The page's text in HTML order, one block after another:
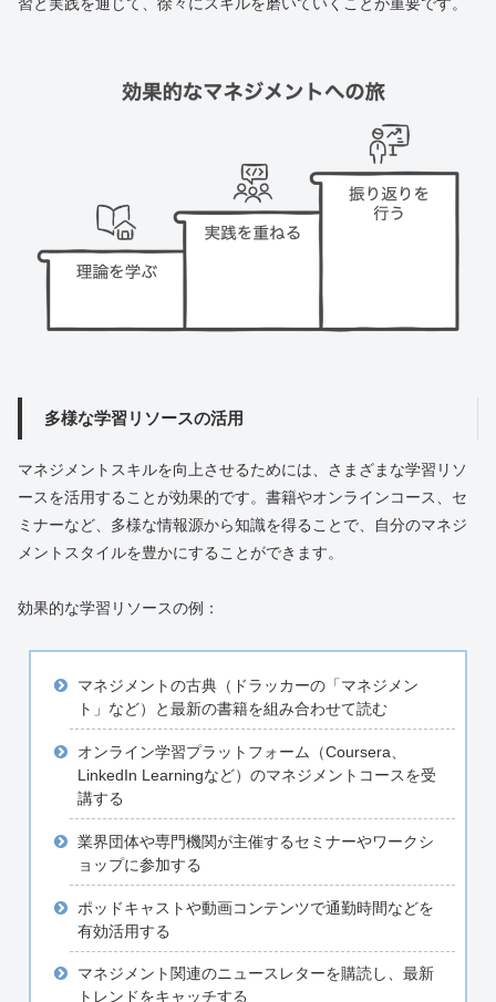
多様な学習リソースの活用
マネジメントスキルを向上させるためには、さまざまな学習リソ
ースを活用することが効果的です。書籍やオンラインコース、セ
ミナーなど、多様な情報源から知識を得ることで、自分のマネジ
メントスタイルを豊かにすることができます。
効果的な学習リソースの例：
マネジメントの古典（ドラッカーの「マネジメン
ト」など）と最新の書籍を組み合わせて読む
オンライン学習プラットフォーム（Coursera、
LinkedIn Learningなど）のマネジメントコースを受
講する
業界団体や専門機関が主催するセミナーやワークシ
ョップに参加する
ポッドキャストや動画コンテンツで通勤時間などを
有効活用する
マネジメント関連のニュースレターを購読し、最新
トレンドをキャッチする